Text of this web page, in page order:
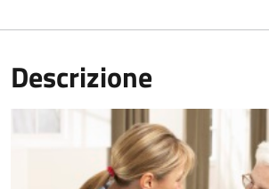
Descrizione